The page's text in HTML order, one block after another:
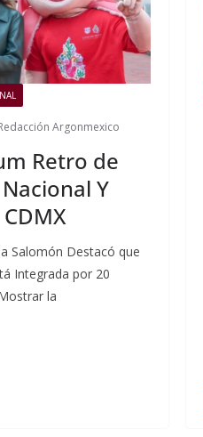
Argonmexico
Retro de
Y
Salomón Destacó que
Integrada por 20
la